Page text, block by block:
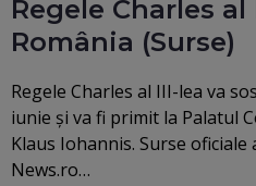
Regele Charles
România (Surse)
Regele Charles al III-lea va
iunie şi va fi primit la Palatul
Klaus Iohannis. Surse
News.ro…